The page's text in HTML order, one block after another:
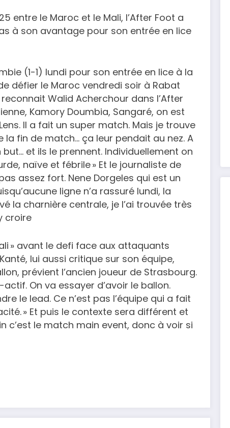
entre le Maroc et le Mali, l’After Foot a
à son avantage pour son entrée en lice
(1-1) lundi pour son entrée en lice à la
défier le Maroc vendredi soir à Rabat
Walid Acherchour dans l’After
Kamory Doumbia, Sangaré, on est
Il a fait un super match. Mais je trouve
la fin de match… ça leur pendait au nez. A
et ils le prennent. Individuellement on
naïve et fébrile » Et le journaliste de
assez fort. Nene Dorgeles qui est un
ligne n’a rassuré lundi, la
la charnière centrale, je l’ai trouvée très
croire
» avant le defi face aux attaquants
lui aussi critique sur son équipe,
prévient l’ancien joueur de Strasbourg.
On va essayer d’avoir le ballon.
le lead. Ce n’est pas l’équipe qui a fait
» Et puis le contexte sera différent et
c’est le match main event, donc à voir si